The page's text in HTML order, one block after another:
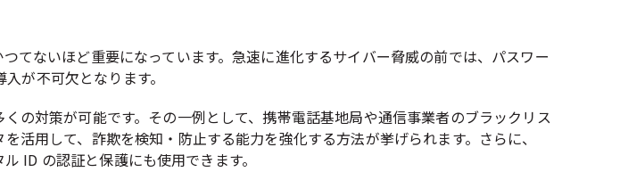
てないほど重要になっています。急速に進化するサイバー脅威の前では、パスワー
が不可欠となります。
の対策が可能です。その一例として、携帯電話基地局や通信事業者のブラックリス
活用して、詐欺を検知・防止する能力を強化する方法が挙げられます。さらに、
ID の認証と保護にも使用できます。